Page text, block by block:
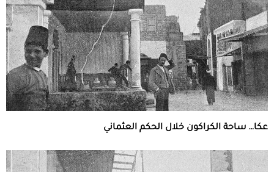
عكا… ساحة الكراكون خلال الحكم العثماني